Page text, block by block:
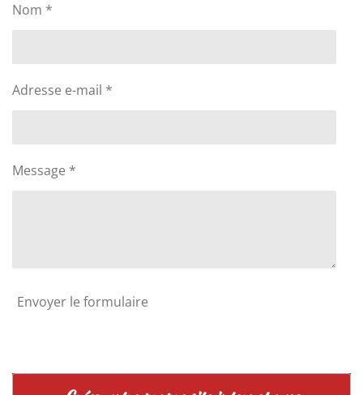
Nom *
Adresse e-mail *
Message *
Envoyer le formulaire